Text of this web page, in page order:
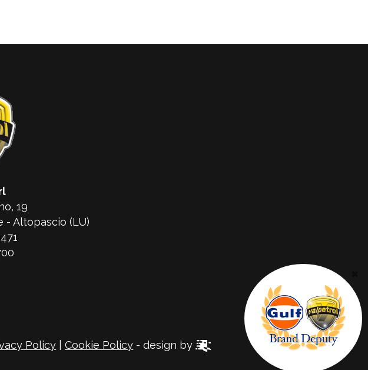
19
- Altopascio (LU)
Policy |Cookie Policy - design by